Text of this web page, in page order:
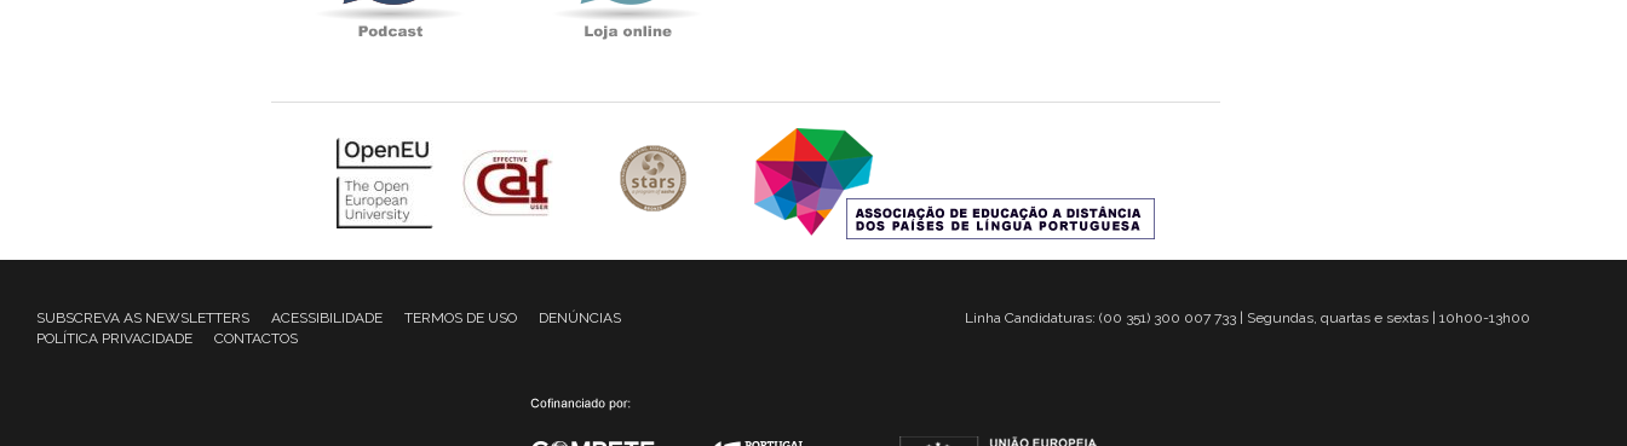
SUBSCREVA AS NEWSLETTERS ACESSIBILIDADE TERMOS DE USO
DENÚNCIAS
POLÍTICA PRIVACIDADE
CONTACTOS
Linha Candidaturas: (00 351) 300 007 733 | Segundas, quartas e sextas | 10h00-13h00